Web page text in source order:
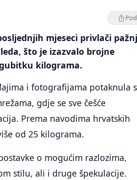
mjeseci privlači
što je izazvalo brojne
kilograma.
i fotografijama potaknula
gdje se sve češće
Prema navodima hrvatskih
od 25 kilograma.
o mogućim razlozima,
stilu, ali i druge špekulacije.